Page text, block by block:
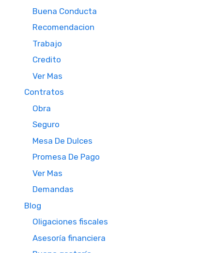
Buena Conducta
Recomendacion
Trabajo
Credito
Ver Mas
Contratos
Obra
Seguro
Mesa De Dulces
Promesa De Pago
Ver Mas
Demandas
Blog
Oligaciones fiscales
Asesoría financiera